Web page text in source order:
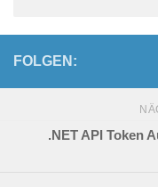
FOLGEN:
.NET API Token